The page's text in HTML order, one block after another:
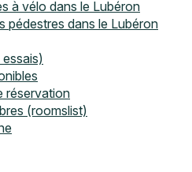
à vélo dans le Lubéron
pédestres dans le Lubéron
réservation
(roomslist)